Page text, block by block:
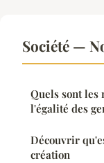
Société —
Quels sont les
l'égalité des
Découvrir
création